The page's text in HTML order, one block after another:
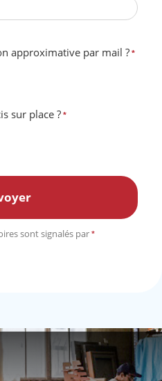
approximative par mail ?*
sur place ?*
sont signalés par*